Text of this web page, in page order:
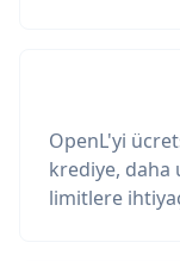
OpenL'yi
krediye, daha
limitlere